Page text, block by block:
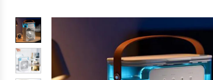
Accessoires
Accessoires Auto/Moto
Accessoires PC
Camping & Randonnée